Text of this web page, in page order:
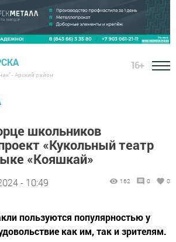
- Арский район
16+
школьников
«Кукольный театр
«Кояшкай»
- 10:49 162 0 0
пользуются популярностью у
как им, так и зрителям.